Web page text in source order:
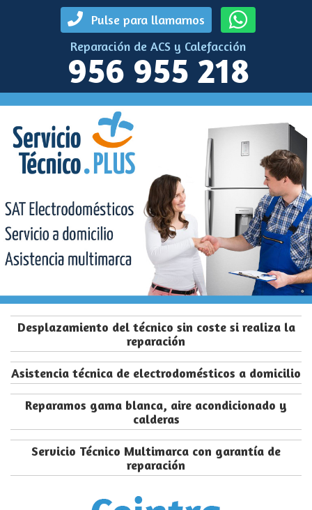
Pulse para llamarnos
Reparación de ACS y Calefacción
956 955 218
Desplazamiento del técnico sin coste si realiza la
reparación
Asistencia técnica de electrodomésticos a domicilio
Reparamos gama blanca, aire acondicionado y
calderas
Servicio Técnico Multimarca con garantía de
reparación